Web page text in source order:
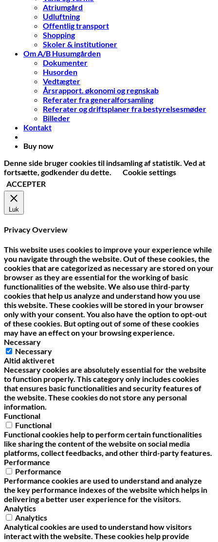
Atriumgård
Udluftning
Offentlig transport
Shopping
Skoler & institutioner
Om A/B Husumgården
Dokumenter
Husorden
Vedtægter
Årsrapport. økonomi og regnskab
Referater fra generalforsamling
Referater og driftsplaner fra bestyrelsesmøder
Billeder
Kontakt
Buy now
Denne side bruger cookies til indsamling af statistik. Ved at
fortsætte, godkender du dette.
Cookie settings
ACCEPTER
Luk
Privacy Overview
This website uses cookies to improve your experience while
you navigate through the website. Out of these cookies, the
cookies that are categorized as necessary are stored on your
browser as they are essential for the working of basic
functionalities of the website. We also use third-party
cookies that help us analyze and understand how you use
this website. These cookies will be stored in your browser
only with your consent. You also have the option to opt-out
of these cookies. But opting out of some of these cookies
may have an effect on your browsing experience.
Necessary
Necessary
Altid aktiveret
Necessary cookies are absolutely essential for the website
to function properly. This category only includes cookies
that ensures basic functionalities and security features of
the website. These cookies do not store any personal
information.
Functional
Functional
Functional cookies help to perform certain functionalities
like sharing the content of the website on social media
platforms, collect feedbacks, and other third-party features.
Performance
Performance
Performance cookies are used to understand and analyze
the key performance indexes of the website which helps in
delivering a better user experience for the visitors.
Analytics
Analytics
Analytical cookies are used to understand how visitors
interact with the website. These cookies help provide